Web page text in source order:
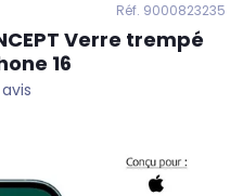
Réf. 9000823235
Verre trempé
16